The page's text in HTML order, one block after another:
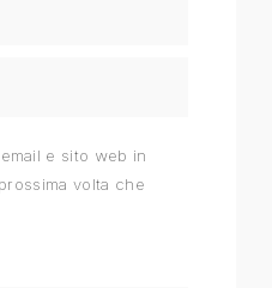
e sito web in
volta che